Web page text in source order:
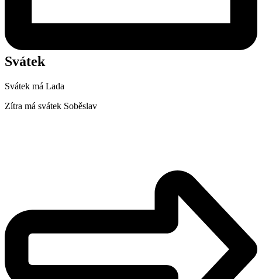
Svátek
Svátek má Lada
Zítra má svátek Soběslav